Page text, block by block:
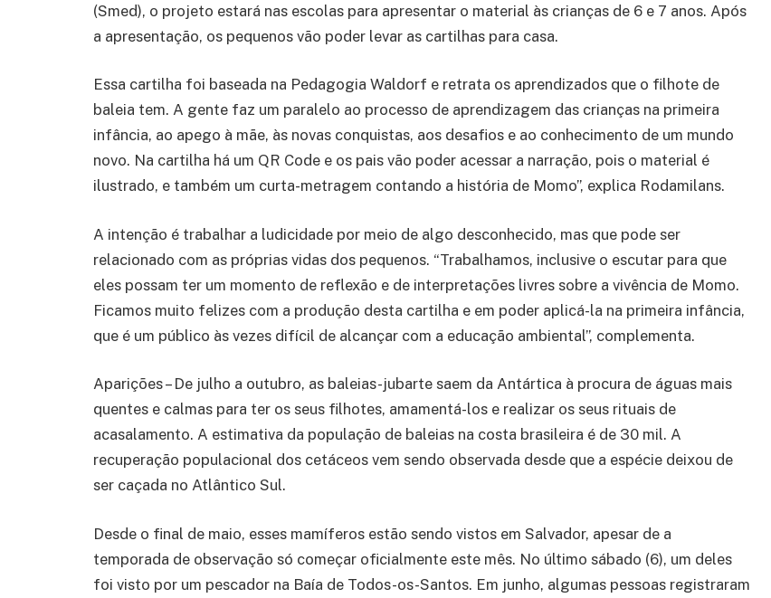
(Smed), o projeto estará nas escolas para apresentar o material às crianças de 6 e 7 anos. Após
a apresentação, os pequenos vão poder levar as cartilhas para casa.
Essa cartilha foi baseada na Pedagogia Waldorf e retrata os aprendizados que o filhote de
baleia tem. A gente faz um paralelo ao processo de aprendizagem das crianças na primeira
infância, ao apego à mãe, às novas conquistas, aos desafios e ao conhecimento de um mundo
novo. Na cartilha há um QR Code e os pais vão poder acessar a narração, pois o material é
ilustrado, e também um curta-metragem contando a história de Momo”, explica Rodamilans.
A intenção é trabalhar a ludicidade por meio de algo desconhecido, mas que pode ser
relacionado com as próprias vidas dos pequenos. “Trabalhamos, inclusive o escutar para que
eles possam ter um momento de reflexão e de interpretações livres sobre a vivência de Momo.
Ficamos muito felizes com a produção desta cartilha e em poder aplicá-la na primeira infância,
que é um público às vezes difícil de alcançar com a educação ambiental”, complementa.
Aparições – De julho a outubro, as baleias-jubarte saem da Antártica à procura de águas mais
quentes e calmas para ter os seus filhotes, amamentá-los e realizar os seus rituais de
acasalamento. A estimativa da população de baleias na costa brasileira é de 30 mil. A
recuperação populacional dos cetáceos vem sendo observada desde que a espécie deixou de
ser caçada no Atlântico Sul.
Desde o final de maio, esses mamíferos estão sendo vistos em Salvador, apesar de a
temporada de observação só começar oficialmente este mês. No último sábado (6), um deles
foi visto por um pescador na Baía de Todos-os-Santos. Em junho, algumas pessoas registraram